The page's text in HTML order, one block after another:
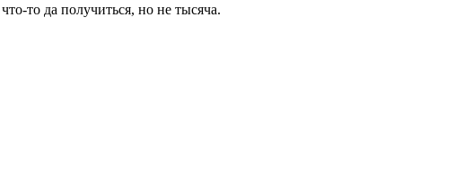
то да получиться, но не тысяча.